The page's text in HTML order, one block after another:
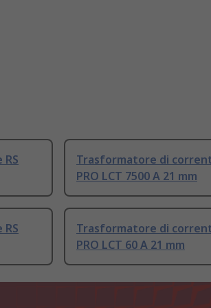
Trasformatore di
PRO LCT 7500 A 21 mm
Trasformatore di
PRO LCT 60 A 21 mm